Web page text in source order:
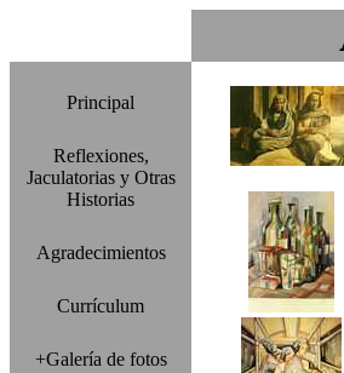
Principal
Reflexiones,
Jaculatorias y Otras
Historias
Agradecimientos
Currículum
+Galería de fotos